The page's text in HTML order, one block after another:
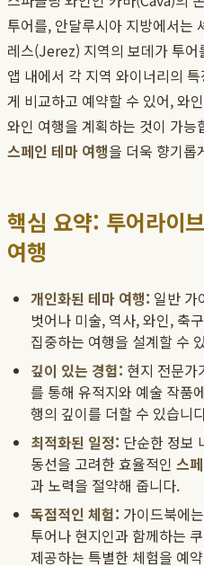
투어를, 안달루시아 지방에서는
레스(Jerez) 지역의 보데가 투
앱 내에서 각 지역 와이너리의
게 비교하고 예약할 수 있어, 와
와인 여행을 계획하는 것이 가능
스페인 테마 여행을 더욱 향기롭
핵심 요약: 투어라이
여행
개인화된 테마 여행: 일반 가
벗어나 미술, 역사, 와인, 축
집중하는 여행을 설계할 수
깊이 있는 경험: 현지 전문가
를 통해 유적지와 예술 작품
행의 깊이를 더할 수 있습니
최적화된 일정: 단순한 정보
동선을 고려한 효율적인 스
과 노력을 절약해 줍니다.
독점적인 체험: 가이드북에
투어나 현지인과 함께하는
제공하는 특별한 체험을 예